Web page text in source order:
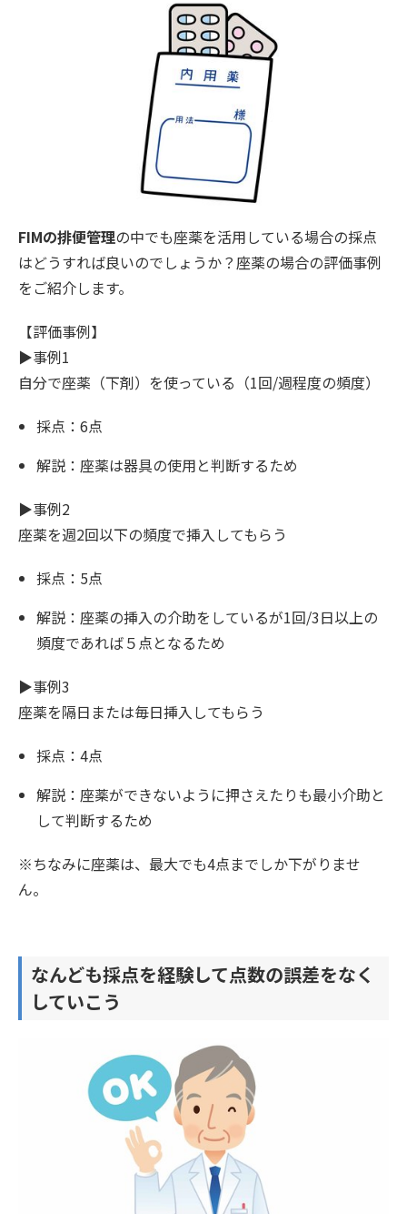
FIMの排便管理の中でも座薬を活用している場合の採点
はどうすれば良いのでしょうか？座薬の場合の評価事例
をご紹介します。
【評価事例】
▶︎事例1
自分で座薬（下剤）を使っている（1回/週程度の頻度）
採点：6点
解説：座薬は器具の使用と判断するため
▶︎事例2
座薬を週2回以下の頻度で挿入してもらう
採点：5点
解説：座薬の挿入の介助をしているが1回/3日以上の
頻度であれば５点となるため
▶︎事例3
座薬を隔日または毎日挿入してもらう
採点：4点
解説：座薬ができないように押さえたりも最小介助と
して判断するため
※ちなみに座薬は、最大でも4点までしか下がりませ
ん。
なんども採点を経験して点数の誤差をなく
していこう